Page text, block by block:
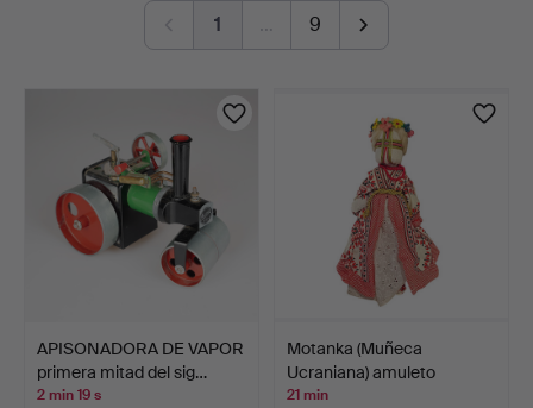
1 … 9
APISONADORA DE VAPOR
primera mitad del sig…
2 min 19 s
Motanka (Muñeca
Ucraniana) amuleto
realiza…
21 min